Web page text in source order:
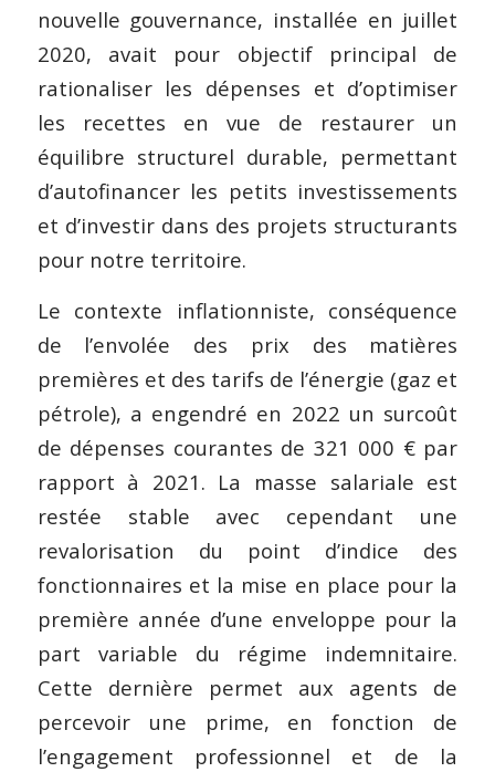
nouvelle gouvernance, installée en juillet
2020, avait pour objectif principal de
rationaliser les dépenses et d’optimiser
les recettes en vue de restaurer un
équilibre structurel durable, permettant
d’autofinancer les petits investissements
et d’investir dans des projets structurants
pour notre territoire.
Le contexte inflationniste, conséquence
de l’envolée des prix des matières
premières et des tarifs de l’énergie (gaz et
pétrole), a engendré en 2022 un surcoût
de dépenses courantes de 321 000 € par
rapport à 2021. La masse salariale est
restée stable avec cependant une
revalorisation du point d’indice des
fonctionnaires et la mise en place pour la
première année d’une enveloppe pour la
part variable du régime indemnitaire.
Cette dernière permet aux agents de
percevoir une prime, en fonction de
l’engagement professionnel et de la